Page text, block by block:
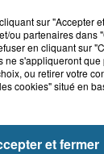
46 ans,
mardi à
sur "Accepter
ou partenaires dans
en cliquant sur
ne s'appliqueront que
ou retirer votre
cookies" situé en
et fermer